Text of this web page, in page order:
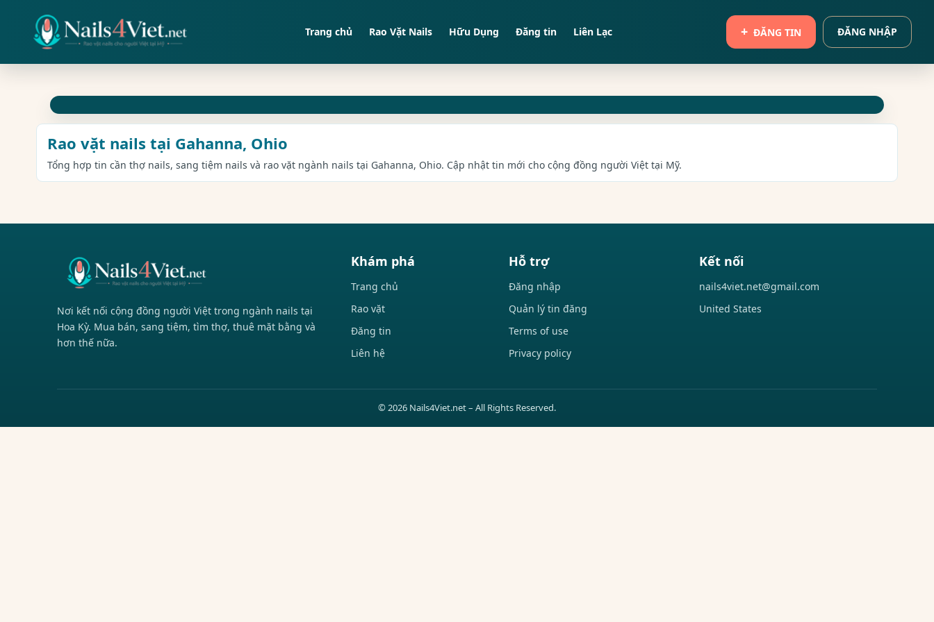
Trang chủ Rao Vặt Nails Hữu Dụng Đăng tin Liên Lạc ĐĂNG TIN ĐĂNG NHẬP
Rao vặt nails tại Gahanna, Ohio
Tổng hợp tin cần thợ nails, sang tiệm nails và rao vặt ngành nails tại Gahanna, Ohio. Cập nhật tin mới cho cộng đồng người Việt tại Mỹ.
Nơi kết nối cộng đồng người Việt trong ngành nails tại
Hoa Kỳ. Mua bán, sang tiệm, tìm thợ, thuê mặt bằng và
hơn thế nữa.
Khám phá
Trang chủ
Rao vặt
Đăng tin
Liên hệ
Hỗ trợ
Đăng nhập
Quản lý tin đăng
Terms of use
Privacy policy
Kết nối
nails4viet.net@gmail.com
United States
© 2026 Nails4Viet.net – All Rights Reserved.